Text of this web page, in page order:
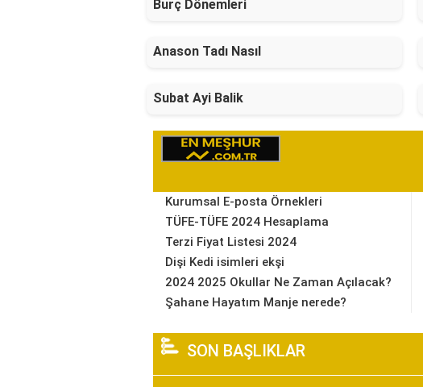
Burç Dönemleri
Anason Tadı Nasıl
Subat Ayi Balik
Kurumsal E-posta Örnekleri
TÜFE-TÜFE 2024 Hesaplama
Terzi Fiyat Listesi 2024
Dişi Kedi isimleri ekşi
2024 2025 Okullar Ne Zaman Açılacak?
Şahane Hayatım Manje nerede?
SON BAŞLIKLAR